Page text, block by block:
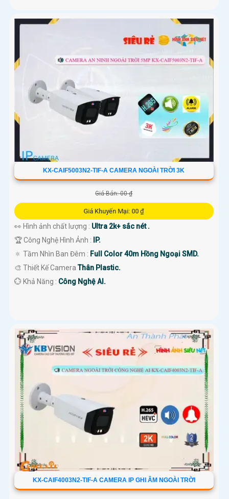
KX-CAIF5003N2-TIF-A CAMERA NGOÀI TRỜI 3K
Giá Bán: 00 ₫
Giá Khuyến Mại: 00 ₫
👀 Hình ảnh chất lượng : Ultra 2k+ sắc nét .
🏆 Công Nghệ Hình Ảnh :
IP.
🔅 Tầm Nhìn Ban Đêm : Full Color 40m Hồng Ngoại SMD.
🎨 Thiết Kế CameraThân Plastic.
️💮 Khả Năng : Công Nghệ AI.
KX-CAIF4003N2-TIF-A CAMERA IP GHI ÂM NGOÀI TRỜI